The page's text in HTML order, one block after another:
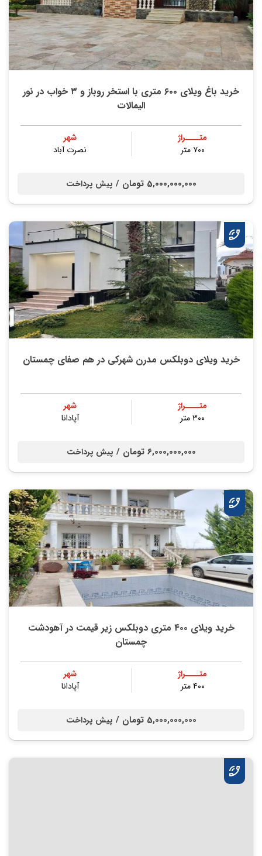
خرید باغ ویلای ۶۰۰ متری با استخر روباز و ۳ خواب در نور
الیمالات
متــــراژ
۷۰۰ متر
شهر
نصرت آباد
5,000,000,000 تومان / پیش پرداخت
خرید ویلای دوبلکس مدرن شهرکی در هم صفای چمستان
متــــراژ
۳۰۰ متر
شهر
آپادانا
6,000,000,000 تومان / پیش پرداخت
خرید ویلای ۴۰۰ متری دوبلکس زیر قیمت در آهودشت
چمستان
متــــراژ
۴۰۰ متر
شهر
آپادانا
5,000,000,000 تومان / پیش پرداخت